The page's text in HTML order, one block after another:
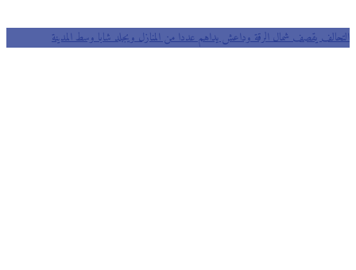
التحالف يقصف شمال الرقة وداعش يداهم عددا من المنازل ويجلد شابا وسط المدينة